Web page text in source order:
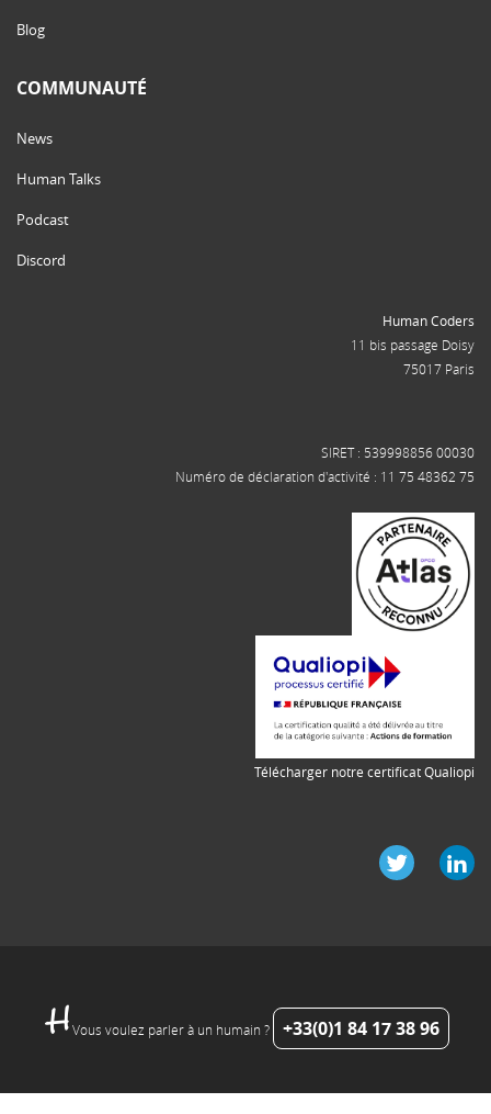
Blog
COMMUNAUTÉ
News
Human Talks
Podcast
Discord
Human Coders
11 bis passage Doisy
75017 Paris
SIRET : 539998856 00030
Numéro de déclaration d'activité : 11 75 48362 75
Télécharger notre certificat Qualiopi
Vous voulez parler à un humain ? +33(0)1 84 17 38 96